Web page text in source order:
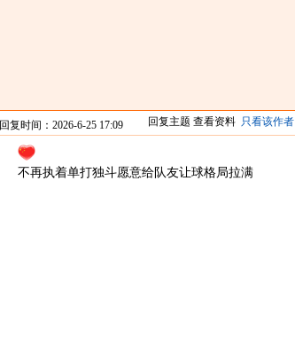
回复时间：2026-6-25 17:09 回复主题 查看资料 只看该作者
不再执着单打独斗愿意给队友让球格局拉满